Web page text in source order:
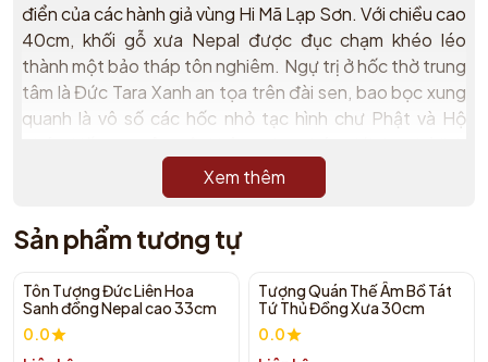
điển của các hành giả vùng Hi Mã Lạp Sơn. Với chiều cao
40cm, khối gỗ xưa Nepal được đục chạm khéo léo
thành một bảo tháp tôn nghiêm. Ngự trị ở hốc thờ trung
tâm là Đức Tara Xanh an tọa trên đài sen, bao bọc xung
quanh là vô số các hốc nhỏ tạc hình chư Phật và Hộ
Hành Tâm Linh
của Tara Xanh là tư thế gác một chân xuống đài
sen, luôn trong tâm thế "đứng dậy trước tiên" để
lao vào đời cứu độ chúng sinh. Ngài giúp hóa giải
Xem thêm
Sản phẩm tương tự
Tôn Tượng Đức Liên Hoa
Sanh đồng Nepal cao 33cm
0.0
Tượng Quán Thế Âm Bồ Tát
Tứ Thủ Đồng Xưa 30cm
0.0